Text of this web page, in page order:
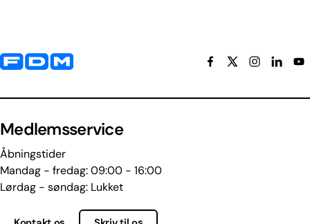
Yderligere information og kontaktoplysninger
Medlemsservice
Åbningstider
Mandag - fredag: 09:00 - 16:00
Lørdag - søndag: Lukket